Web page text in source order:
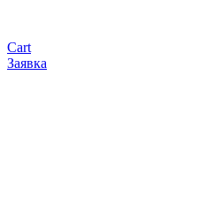
Cart
Заявка